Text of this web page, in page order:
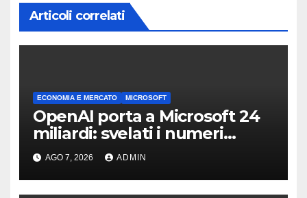
Articoli correlati
ECONOMIA E MERCATO MICROSOFT
OpenAI porta a Microsoft 24
miliardi: svelati i numeri
dellaccordo
AGO 7, 2026 ADMIN